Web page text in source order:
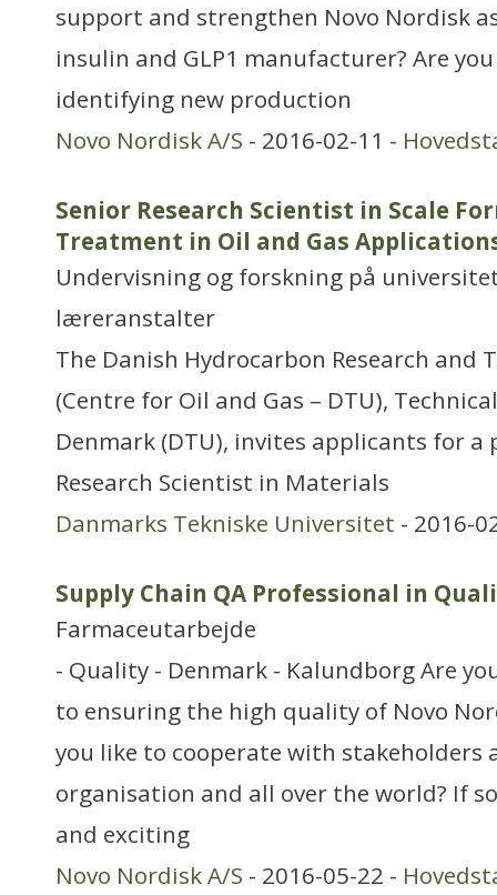
support and strengthen Novo Nordisk
insulin and GLP1 manufacturer? Are
identifying new production
Novo Nordisk A/S - 2016-02-11 -
Senior Research Scientist in Scale
Treatment in Oil and Gas
Undervisning og forskning på
læreranstalter
The Danish Hydrocarbon Research and
(Centre for Oil and Gas – DTU),
Denmark (DTU), invites applicants for a
Research Scientist in Materials
Danmarks Tekniske Universitet - 2016-
Supply Chain QA Professional in
Farmaceutarbejde
- Quality - Denmark - Kalundborg Are
to ensuring the high quality of Novo
you like to cooperate with stakeholders
organisation and all over the world? If
and exciting
Novo Nordisk A/S - 2016-05-22 -